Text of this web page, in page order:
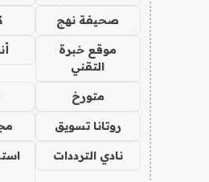
صحيفة نهج
موقع خبرة
التقني
متورخ
روتانا تسويق
نادي الترددات